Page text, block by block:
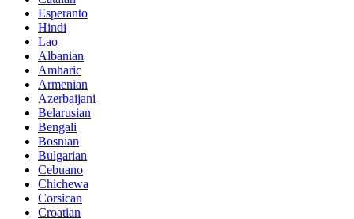
Esperanto
Hindi
Lao
Albanian
Amharic
Armenian
Azerbaijani
Belarusian
Bengali
Bosnian
Bulgarian
Cebuano
Chichewa
Corsican
Croatian